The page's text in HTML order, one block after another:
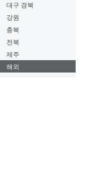
대구 경북
강원
충북
전북
제주
해외